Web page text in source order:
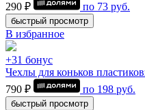
290 ₽
по 73 руб.
быстрый просмотр
В избранное
+31 бонус
Чехлы для коньков
790 ₽
по 198 руб.
быстрый просмотр